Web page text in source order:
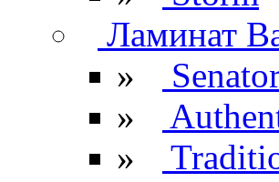
Ламинат
»
»
»